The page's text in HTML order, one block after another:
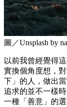
圖／Unsplash by
以前我曾經覺得
實換個角度想，
下」的人，做出
追求的並不一樣
一種「善意」的